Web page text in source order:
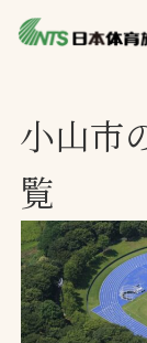
ニュース
プレスリリース
レポート
製品・サービス
施工・管理実
小山市
覧